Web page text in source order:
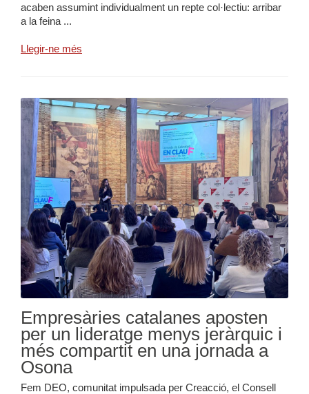
acaben assumint individualment un repte col·lectiu: arribar
a la feina ...
Llegir-ne més
Empresàries catalanes aposten
per un lideratge menys jeràrquic i
més compartit en una jornada a
Osona
Fem DEO, comunitat impulsada per Creacció, el Consell